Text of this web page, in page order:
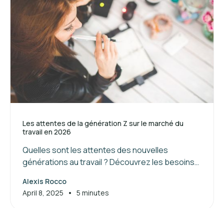
Les attentes de la génération Z sur le marché du
travail en 2026
Quelles sont les attentes des nouvelles
générations au travail ? Découvrez les besoins
manager ces jeunes talents.
Alexis Rocco
April 8, 2025
• 5 minutes